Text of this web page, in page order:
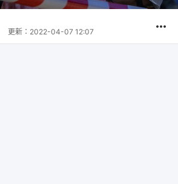
更新： 2022-04-07 12:07